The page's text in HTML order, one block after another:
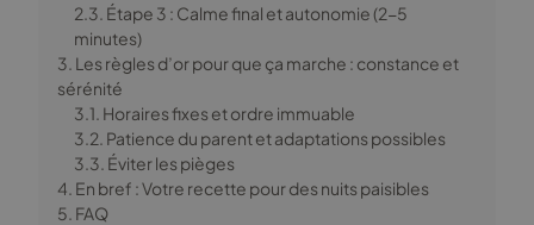
2.3. Étape 3 : Calme final et autonomie (2-5
minutes)
3. Les règles d’or pour que ça marche : constance et
sérénité
3.1. Horaires fixes et ordre immuable
3.2. Patience du parent et adaptations possibles
3.3. Éviter les pièges
4. En bref : Votre recette pour des nuits paisibles
5. FAQ